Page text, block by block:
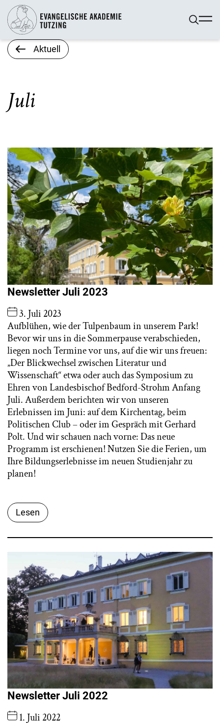
Aktuell
Juli
Newsletter Juli 2023
3. Juli 2023
Aufblühen, wie der Tulpenbaum in unserem Park!
Bevor wir uns in die Sommerpause verabschieden,
liegen noch Termine vor uns, auf die wir uns freuen:
„Der Blickwechsel zwischen Literatur und
Wissenschaft“ etwa oder auch das Symposium zu
Ehren von Landesbischof Bedford-Strohm Anfang
Juli. Außerdem berichten wir von unseren
Erlebnissen im Juni: auf dem Kirchentag, beim
Politischen Club – oder im Gespräch mit Gerhard
Polt. Und wir schauen nach vorne: Das neue
Programm ist erschienen! Nutzen Sie die Ferien, um
Ihre Bildungserlebnisse im neuen Studienjahr zu
planen!
Lesen
Newsletter Juli 2022
1. Juli 2022